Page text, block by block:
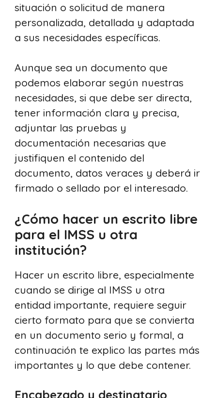
situación o solicitud de manera
personalizada, detallada y adaptada
a sus necesidades específicas.
Aunque sea un documento que
podemos elaborar según nuestras
necesidades, si que debe ser directa,
tener información clara y precisa,
adjuntar las pruebas y
documentación necesarias que
justifiquen el contenido del
documento, datos veraces y deberá ir
firmado o sellado por el interesado.
¿Cómo hacer un escrito libre
para el IMSS u otra
institución?
Hacer un escrito libre, especialmente
cuando se dirige al IMSS u otra
entidad importante, requiere seguir
cierto formato para que se convierta
en un documento serio y formal, a
continuación te explico las partes más
importantes y lo que debe contener.
Encabezado y destinatario